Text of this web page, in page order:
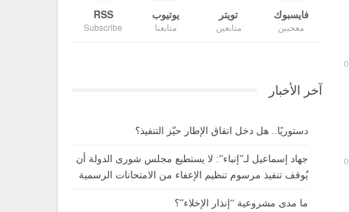
فايسبوك
معجبين
تويتر
متابعين
يوتيوب
متابعنا
RSS
Subscribe
آخر الأخبار
دستوريًا.. هل دخل اتفاق الإطار حيّز التنفيذ؟
جهاد إسماعيل لـ”إنباء”: لا يستطيع مجلس شورى الدولة أن
يُوقف تنفيذ مرسوم تنظيم الإعفاء من الامتحانات الرسمية
ما مدى مشروعية “إنذار الإخلاء”؟